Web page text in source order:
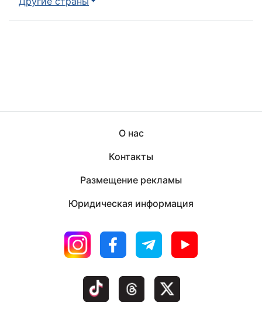
О нас
Контакты
Размещение рекламы
Юридическая информация